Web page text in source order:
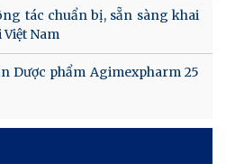
tác chuẩn bị, sẵn sàng khai
Nam
Dược phẩm Agimexpharm 25